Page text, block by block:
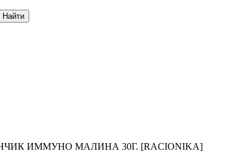
Найти
ИММУНО МАЛИНА 30Г. [RACIONIKA]